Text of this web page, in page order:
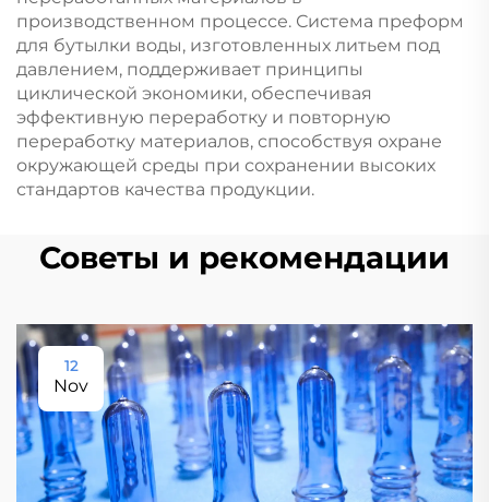
производственном процессе. Система преформ
для бутылки воды, изготовленных литьем под
давлением, поддерживает принципы
циклической экономики, обеспечивая
эффективную переработку и повторную
переработку материалов, способствуя охране
окружающей среды при сохранении высоких
стандартов качества продукции.
Советы и рекомендации
12
Nov